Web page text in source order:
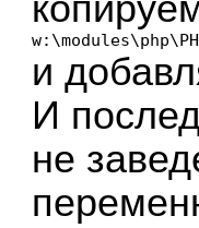
и
И
не